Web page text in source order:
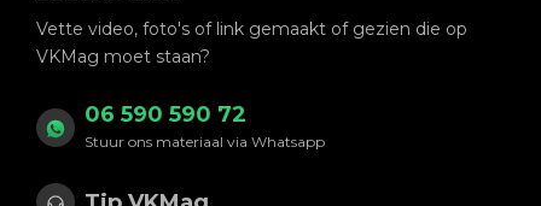
Vette video, foto's of link gemaakt of gezien die op
VKMag moet staan?
06 590 590 72
Stuur ons materiaal via Whatsapp